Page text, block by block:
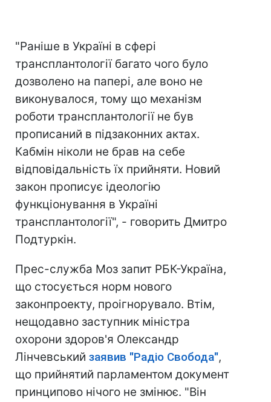
"Раніше в Україні в сфері
трансплантології багато чого було
дозволено на папері, але воно не
виконувалося, тому що механізм
роботи трансплантології не був
прописаний в підзаконних актах.
Кабмін ніколи не брав на себе
відповідальність їх прийняти. Новий
закон прописує ідеологію
функціонування в Україні
трансплантології", - говорить Дмитро
Подтуркін.
Прес-служба Моз запит РБК-Україна,
що стосується норм нового
законпроекту, проігнорувало. Втім,
нещодавно заступник міністра
охорони здоров'я Олександр
Лінчевський заявив "Радіо Свобода",
що прийнятий парламентом документ
принципово нічого не змінює. "Він